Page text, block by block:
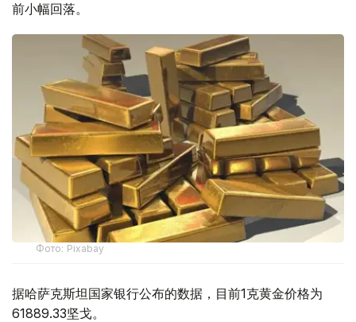
前小幅回落。
Фото: Pixabay
据哈萨克斯坦国家银行公布的数据，目前1克黄金价格为
61889.33坚戈。